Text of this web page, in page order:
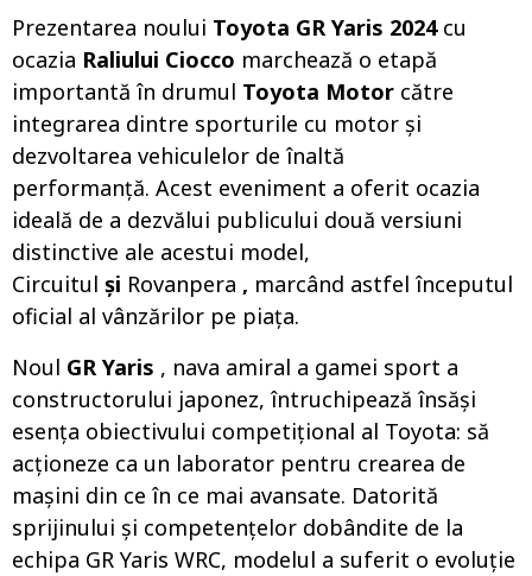
Prezentarea noului Toyota GR Yaris 2024cu
ocazia Raliului Ciocco marchează o etapă
importantă în drumul Toyota Motor către
integrarea dintre sporturile cu motor și
dezvoltarea vehiculelor de înaltă
performanță. Acest eveniment a oferit ocazia
ideală de a dezvălui publicului două versiuni
distinctive ale acestui model,
Circuitul și Rovanpera , marcând astfel începutul
oficial al vânzărilor pe piața.
Noul GR Yaris , nava amiral a gamei sport a
constructorului japonez, întruchipează însăși
esența obiectivului competițional al Toyota: să
acționeze ca un laborator pentru crearea de
mașini din ce în ce mai avansate. Datorită
sprijinului și competențelor dobândite de la
echipa GR Yaris WRC, modelul a suferit o evoluție